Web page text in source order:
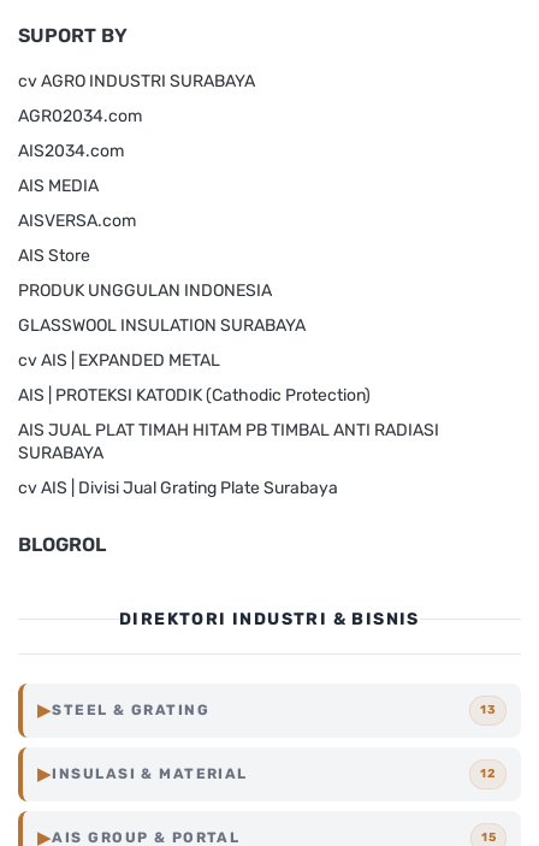
SUPORT BY
cv AGRO INDUSTRI SURABAYA
AGR02034.com
AIS2034.com
AIS MEDIA
AISVERSA.com
AIS Store
PRODUK UNGGULAN INDONESIA
GLASSWOOL INSULATION SURABAYA
cv AIS | EXPANDED METAL
AIS | PROTEKSI KATODIK (Cathodic Protection)
AIS JUAL PLAT TIMAH HITAM PB TIMBAL ANTI RADIASI
SURABAYA
cv AIS | Divisi Jual Grating Plate Surabaya
BLOGROL
DIREKTORI INDUSTRI & BISNIS
▶STEEL & GRATING 13
Steel Grating Surabaya
▶INSULASI & MATERIAL 12
Surabaya
▶AIS GROUP & PORTAL 15